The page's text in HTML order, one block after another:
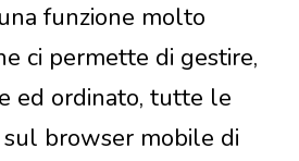
funzione molto
ci permette di gestire,
ed ordinato, tutte le
browser mobile di